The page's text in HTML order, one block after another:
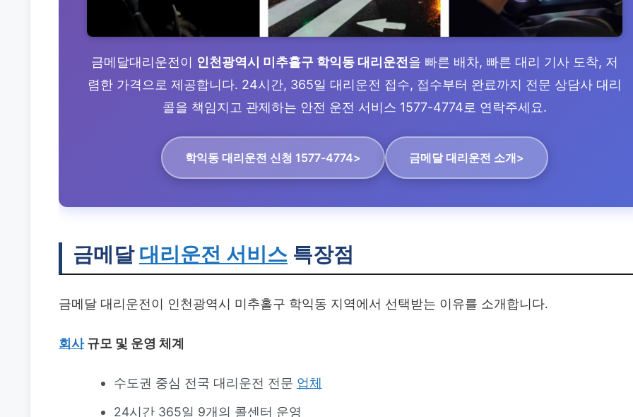
금메달대리운전이 인천광역시 미추홀구 학익동 대리운전 을 빠른 배차, 빠른 대리 기사 도착, 저
렴한 가격으로 제공합니다. 24시간, 365일 대리운전 접수, 접수부터 완료까지 전문 상담사 대리
콜을 책임지고 관제하는 안전 운전 서비스 1577-4774로 연락주세요.
학익동 대리운전 신청 1577-4774> 금메달 대리운전 소개>
금메달 대리운전 서비스 특장점
금메달 대리운전이 인천광역시 미추홀구 학익동 지역에서 선택받는 이유를 소개합니다.
회사규모 및 운영 체계
수도권 중심 전국 대리운전 전문 업체
24시간 365일 9개의 콜센터 운영